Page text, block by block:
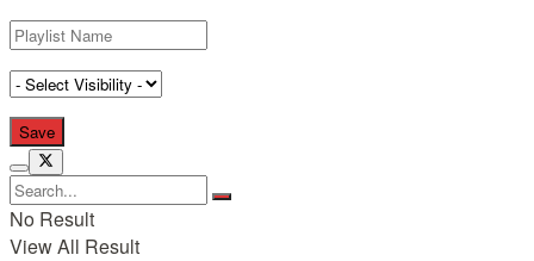
No Result
View All Result